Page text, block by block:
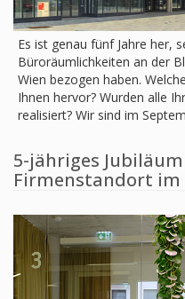
Es ist genau fünf Jahre her,
Büroräumlichkeiten an der
Wien bezogen haben.
Ihnen hervor? Wurden alle
realisiert? Wir sind im
5-jähriges
Firmenstandort im